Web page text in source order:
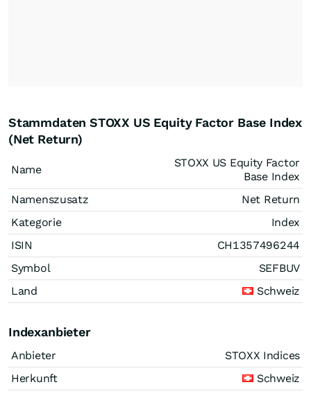
Stammdaten STOXX US Equity Factor Base Index
(Net Return)
Name
STOXX US Equity Factor
Base Index
Namenszusatz
Net Return
Kategorie
Index
ISIN
CH1357496244
Symbol
SEFBUV
Land
Schweiz
Indexanbieter
Anbieter
STOXX Indices
Herkunft
Schweiz